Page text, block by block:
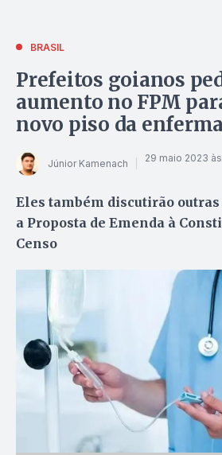
BRASIL
Prefeitos goianos
aumento no FPM
novo piso da
Júnior Kamenach 29 maio 2023
Eles também discutirão
a Proposta de Emenda à
Censo